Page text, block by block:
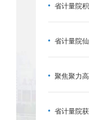
省计量院
省计量院